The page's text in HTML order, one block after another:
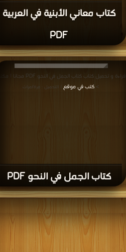
كتاب معاني الأبنية في العربية
PDF
كتاب الجمل في النحو PDF
قراءة و تحميل كتاب كتاب الجمل في النحو PDF مجانا | مكتبة
> كتب في موقع | التحميل : مرة/مرات